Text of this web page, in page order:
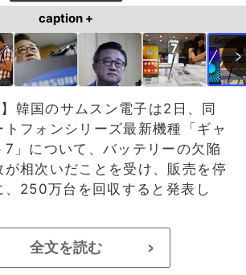
caption +
韓国のサムスン電子は2日、同
フォンシリーズ最新機種「ギャ
7」について、バッテリーの欠陥
が相次いだことを受け、販売を停
、250万台を回収すると発表し
全文を読む >